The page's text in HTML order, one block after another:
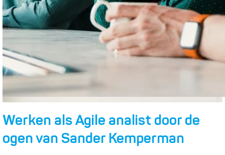
Werken als Agile analist door de
ogen van Sander Kemperman